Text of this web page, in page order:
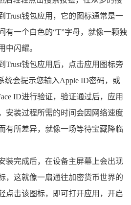
Trust钱包应用，它的图标通常是一
有一个白色的“T”字母，就像一颗独
中闪耀。
Trust钱包应用后，点击应用图标旁
统会提示您输入Apple ID密码，或
ID进行验证，验证通过后，应用
安装过程所需的时间会因网络速度
有所差异，就像一场等待宝藏降临
装完成后，在设备主屏幕上会出现
，这就像一扇通往加密货币世界的
点击该图标，即可打开应用，开启